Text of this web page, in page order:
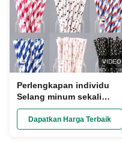
VIDEO
Perlengkapan individu
Selang minum sekali
pakai Warna khusus
bahan kelas makanan
Dapatkan Harga Terbaik